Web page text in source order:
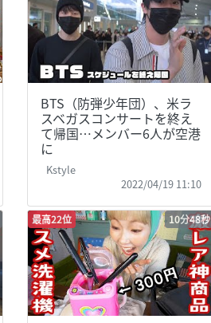
BTS（防弾少年団）、米ラ
スベガスコンサートを終え
て帰国…メンバー6人が空港
に
Kstyle
2022/04/19 11:10
最高22位 10分48秒